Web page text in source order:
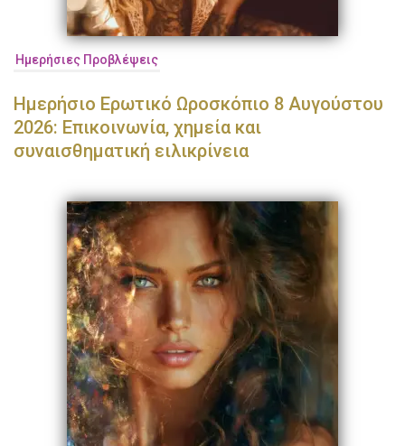
Ημερήσιες Προβλέψεις
Ημερήσιο Ερωτικό Ωροσκόπιο 8 Αυγούστου
2026: Επικοινωνία, χημεία και
συναισθηματική ειλικρίνεια